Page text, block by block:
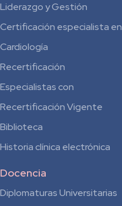
Liderazgo y Gestión
Certificación especialista en
Cardiología
Recertificación
Especialistas con
Recertificación Vigente
Biblioteca
Historia clínica electrónica
Docencia
Diplomaturas Universitarias